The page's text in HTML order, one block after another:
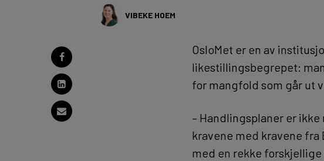
VIBEKE HOEM
OsloMet er en av
likestillingsbegrepet:
for mangfold som går ut
– Handlingsplaner er
kravene med kravene fra
med en rekke